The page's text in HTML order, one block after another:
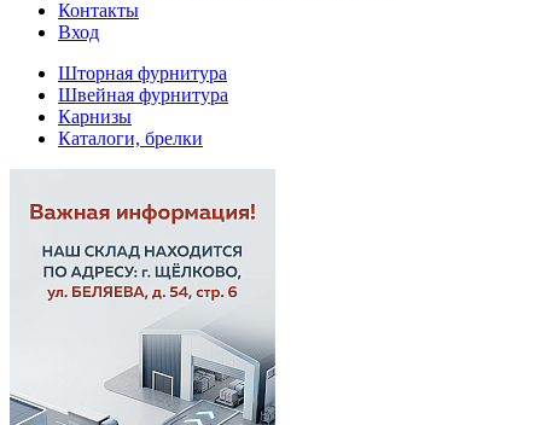
Контакты
Вход
Шторная фурнитура
Швейная фурнитура
Карнизы
Каталоги, брелки